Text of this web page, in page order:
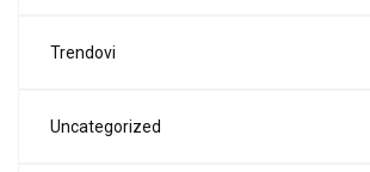
Trendovi
Uncategorized